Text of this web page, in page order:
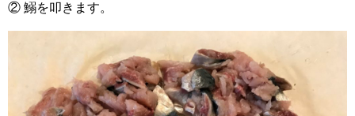
② 鰯を叩きます。